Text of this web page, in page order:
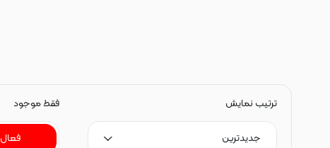
ترتیب نمایش
جدیدترین
فقط موجود
فعال